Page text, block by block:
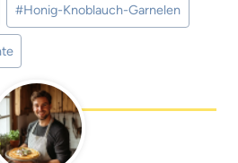
#Honig-Knoblauch-Garnelen